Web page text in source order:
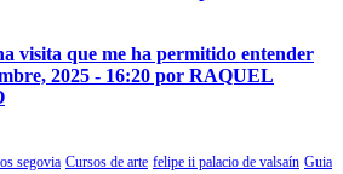
visita que me ha permitido entender
2025 - 16:20 por RAQUEL
segovia Cursos de arte felipe ii palacio de valsaín Guia